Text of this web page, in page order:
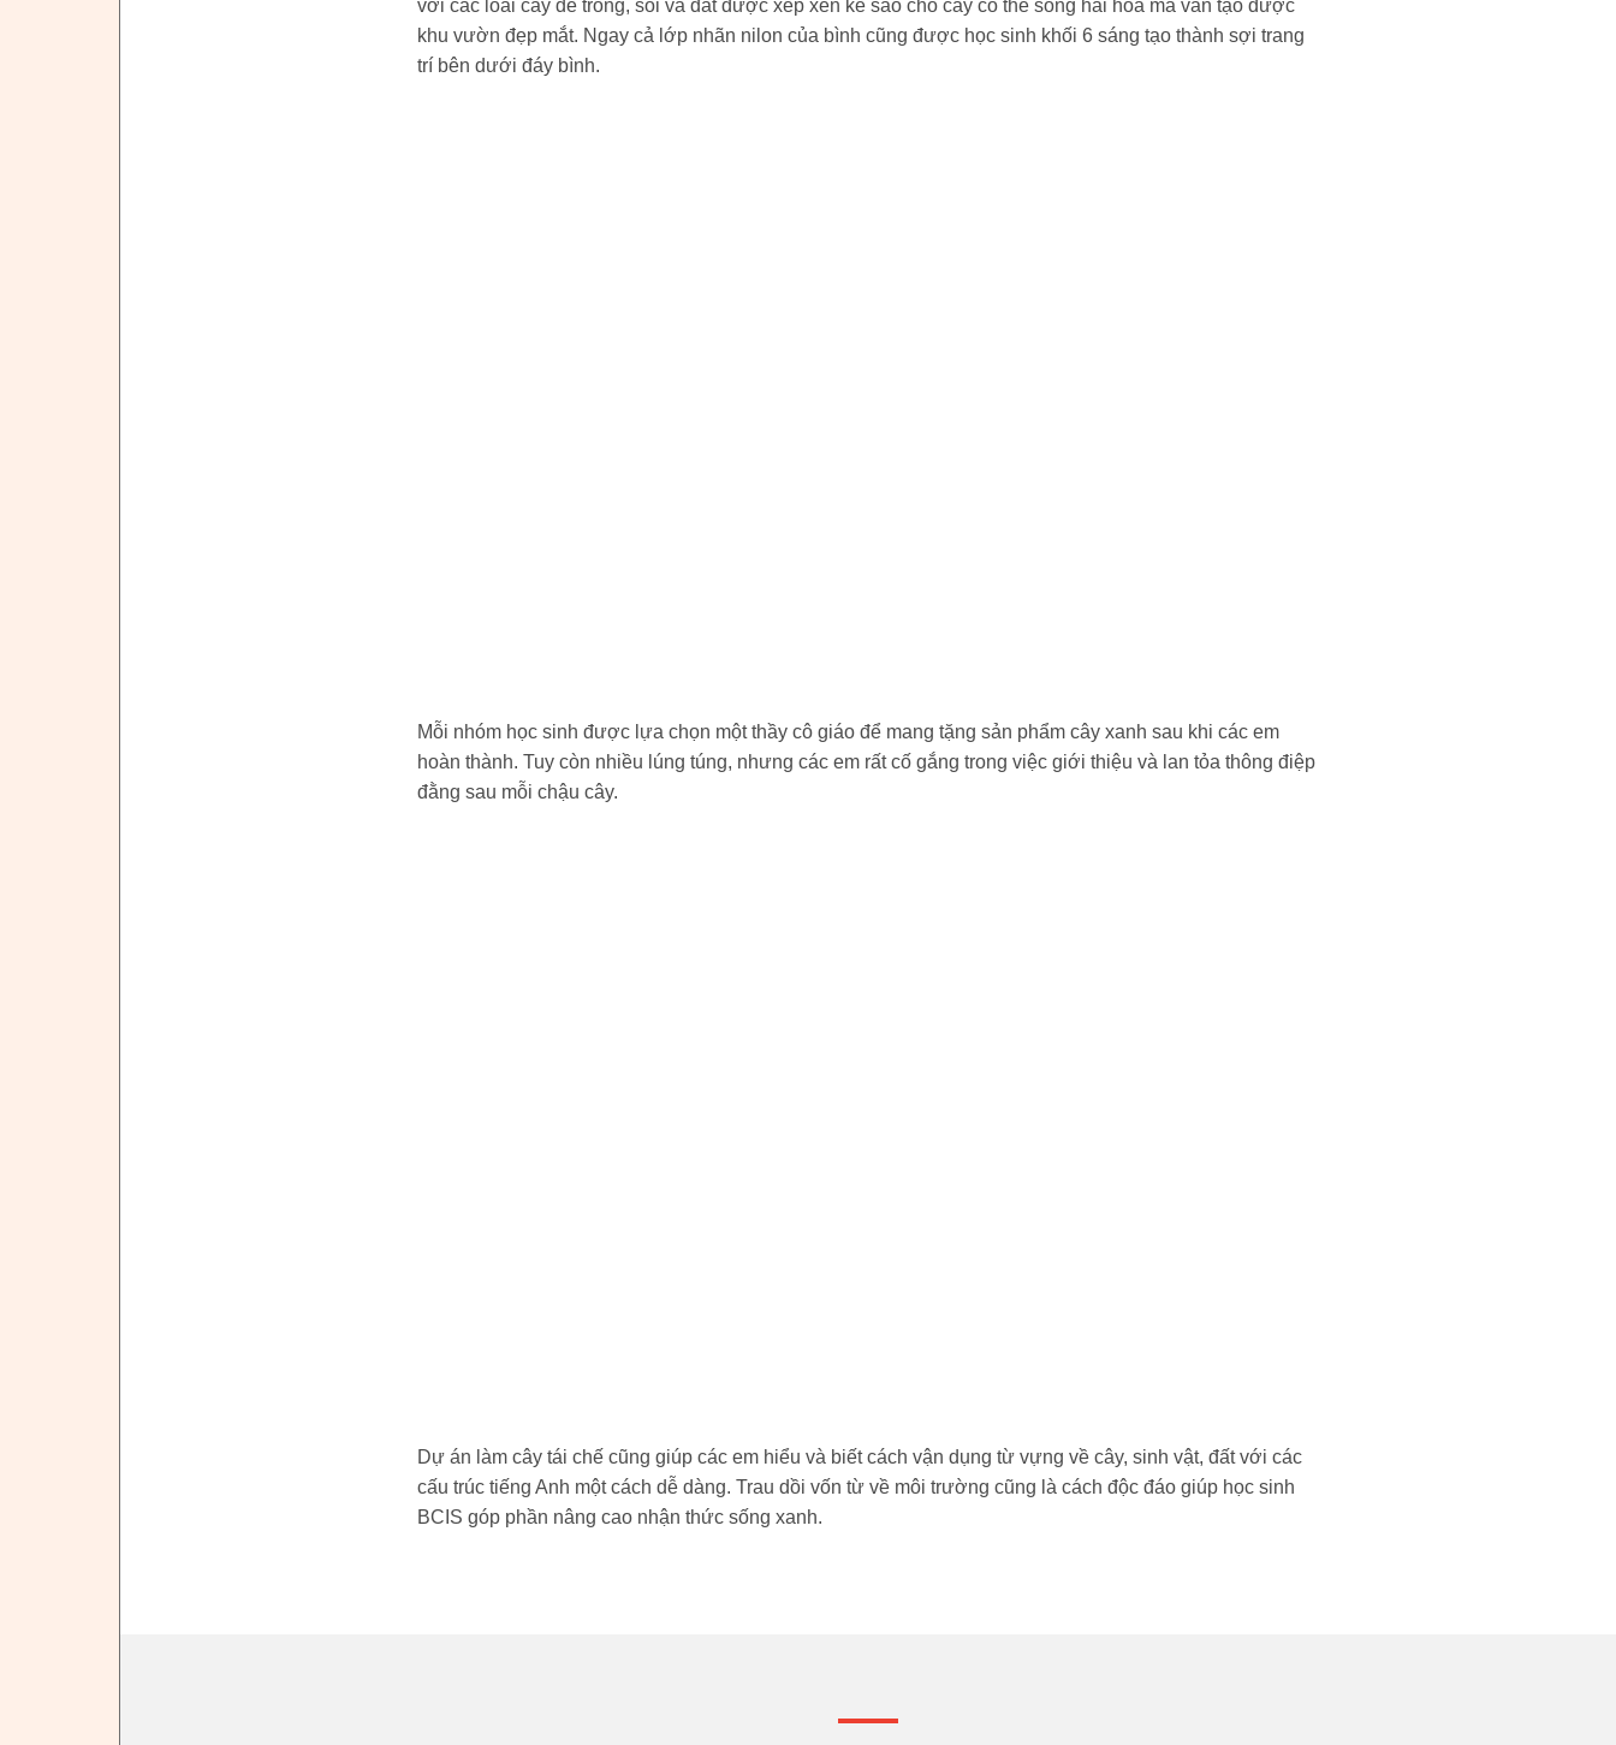
với các loài cây dễ trồng, sỏi và đất được xếp xen kẽ sao cho cây có thể sống hài hòa mà vẫn tạo được
khu vườn đẹp mắt. Ngay cả lớp nhãn nilon của bình cũng được học sinh khối 6 sáng tạo thành sợi trang
trí bên dưới đáy bình.
Mỗi nhóm học sinh được lựa chọn một thầy cô giáo để mang tặng sản phẩm cây xanh sau khi các em
hoàn thành. Tuy còn nhiều lúng túng, nhưng các em rất cố gắng trong việc giới thiệu và lan tỏa thông điệp
đằng sau mỗi chậu cây.
Dự án làm cây tái chế cũng giúp các em hiểu và biết cách vận dụng từ vựng về cây, sinh vật, đất với các
cấu trúc tiếng Anh một cách dễ dàng. Trau dồi vốn từ về môi trường cũng là cách độc đáo giúp học sinh
BCIS góp phần nâng cao nhận thức sống xanh.